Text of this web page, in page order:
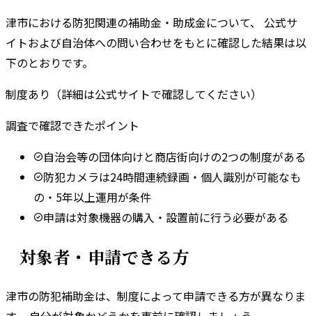
津市における防犯関連の補助金・助成金について、 公式サ
イトおよび自治体への問い合わせをもとに確認した結果は以
下のとおりです。
制度あり（詳細は公式サイトで確認してください）
調査で確認できたポイント
自治会等の団体向けと商店街向けの2つの制度がある
防犯カメラは24時間連続録画・個人識別が可能なも
の・5年以上運用が条件
申請は対象機器の購入・設置前に行う必要がある
対象者・申請できる方
津市の防犯補助金は、制度によって申請できる方が異なりま